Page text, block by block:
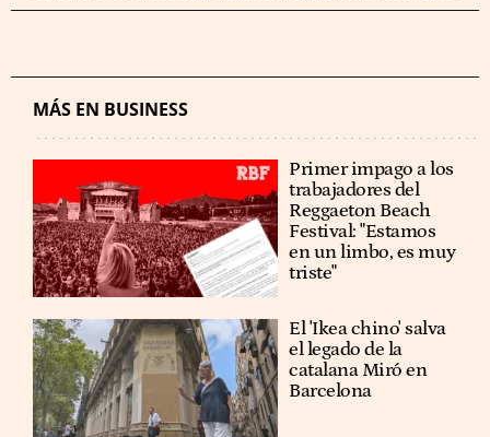
MÁS EN BUSINESS
Primer impago a los
trabajadores del
Reggaeton Beach
Festival: "Estamos
en un limbo, es muy
triste"
El 'Ikea chino' salva
el legado de la
catalana Miró en
Barcelona